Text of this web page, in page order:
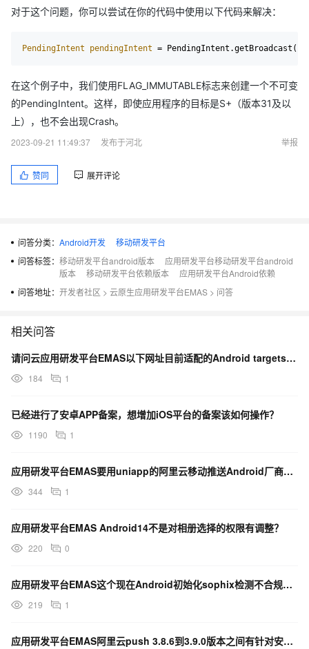
对于这个问题，你可以尝试在你的代码中使用以下代码来解决：
PendingIntent pendingIntent =
在这个例子中，我们使用FLAG_IMMUTABLE标志来创建一个不可变
的PendingIntent。这样，即使应用程序的目标是S+（版本31及以
上），也不会出现Crash。
2023-09-21 11:49:37
发布于河北 举报
赞同 展开评论
问答分类： Android开发
移动研发平台
问答标签： 移动研发平台android版本
应用研发平台移动研发平台android
版本
移动研发平台依赖版本
应用研发平台Android依赖
问答地址： 开发者社区 > 云原生应用研发平台EMAS > 问答
相关问答
请问云应用研发平台EMAS以下网址目前适配的Android targetsdkversion是多少?
184 1
已经进行了安卓APP备案，想增加iOS平台的备案该如何操作？
1190 1
应用研发平台EMAS要用uniapp的阿里云移动推送Android厂商通道扩展包去获得离线消息推送？
344 1
应用研发平台EMAS Android14不是对相册选择的权限有调整？
220 0
应用研发平台EMAS这个现在Android初始化sophix检测不合规，有好的解决办法吗？
219 1
应用研发平台EMAS阿里云push 3.8.6到3.9.0版本之间有针对安卓14做适配吗？